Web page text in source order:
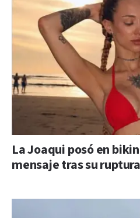
La Joaqui posó en
mensaje tras su